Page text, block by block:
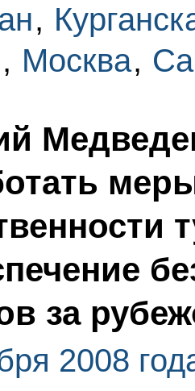
,
, Москва,
за
2008